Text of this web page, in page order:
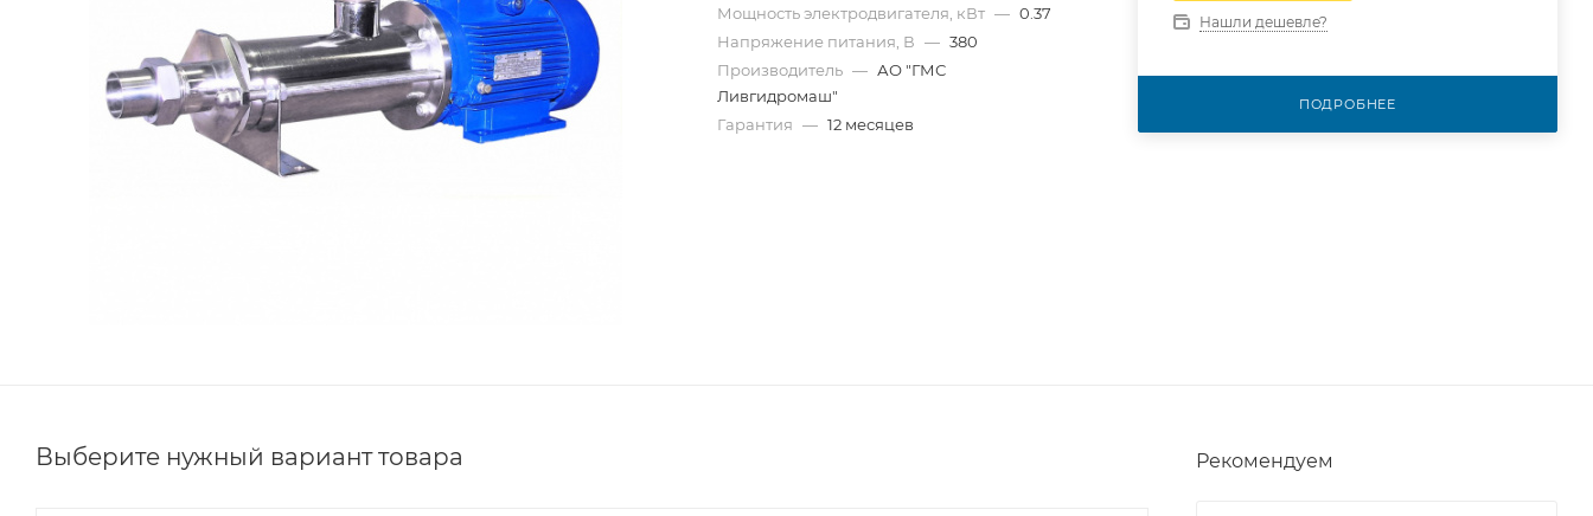
Мощность электродвигателя, кВт — 0.37
Напряжение питания, В — 380
Производитель — АО "ГМС
Ливгидромаш"
Гарантия — 12 месяцев
Нашли дешевле?
ПОДРОБНЕЕ
Выберите нужный вариант товара Рекомендуем